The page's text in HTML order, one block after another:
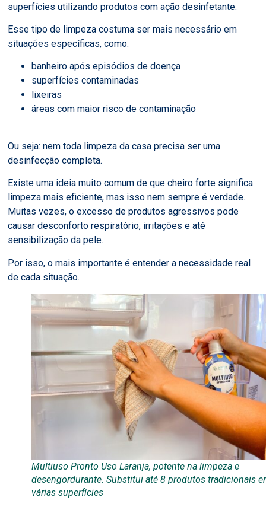
superfícies utilizando produtos com ação desinfetante.
Esse tipo de limpeza costuma ser mais necessário em
situações específicas, como:
banheiro após episódios de doença
superfícies contaminadas
lixeiras
áreas com maior risco de contaminação
Ou seja: nem toda limpeza da casa precisa ser uma
desinfecção completa.
Existe uma ideia muito comum de que cheiro forte significa
limpeza mais eficiente, mas isso nem sempre é verdade.
Muitas vezes, o excesso de produtos agressivos pode
causar desconforto respiratório, irritações e até
sensibilização da pele.
Por isso, o mais importante é entender a necessidade real
de cada situação.
Multiuso Pronto Uso Laranja, potente na limpeza e
desengordurante. Substitui até 8 produtos tradicionais
várias superfícies